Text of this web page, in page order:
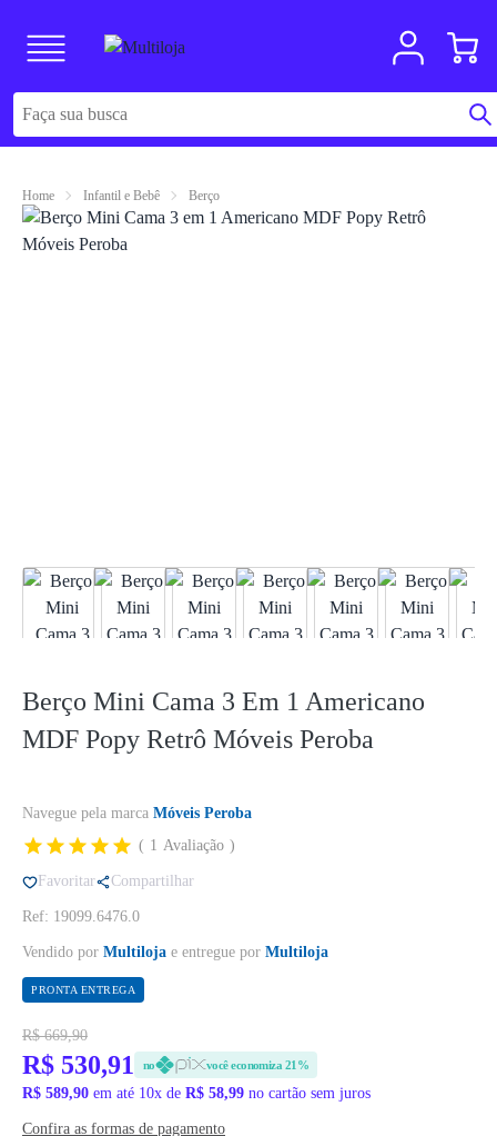
Home Infantil e Bebê Berço
Berço Mini Cama 3 Em 1 Americano
MDF Popy Retrô Móveis Peroba
Navegue pela marca Móveis Peroba
1 Avaliação
Favoritar Compartilhar
Ref: 19099.6476.0
Vendido por Multiloja e entregue por Multiloja
PRONTA ENTREGA
R$ 669,90
R$ 530,91 no você economiza 21%
R$ 589,90 em até 10x de R$ 58,99 no cartão sem juros
Confira as formas de pagamento